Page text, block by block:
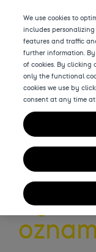
Czech
We use cookies to
includes
features and traffic
further information.
of cookies. By clicking
only the functional
cookies we use by
consent at any time